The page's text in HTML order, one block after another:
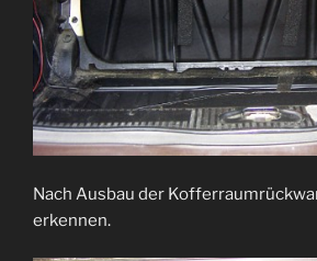
Nach Ausbau der
erkennen.